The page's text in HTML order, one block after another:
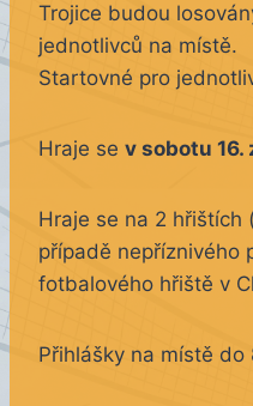
Trojice budou
jednotlivců na místě.
Startovné pro
Hraje se v sobotu 16.
Hraje se na 2
případě nepříznivého
fotbalového hřiště v
Přihlášky na místě do